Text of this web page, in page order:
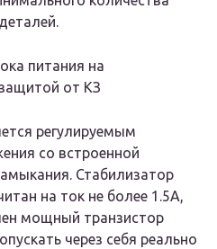
питания на
от КЗ
регулируемым
со встроенной
Стабилизатор
на ток не более 1.5А,
мощный транзистор
через себя реально